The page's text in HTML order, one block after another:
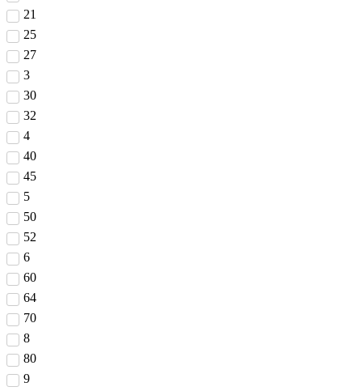
21
25
27
3
30
32
4
40
45
5
50
52
6
60
64
70
8
80
9